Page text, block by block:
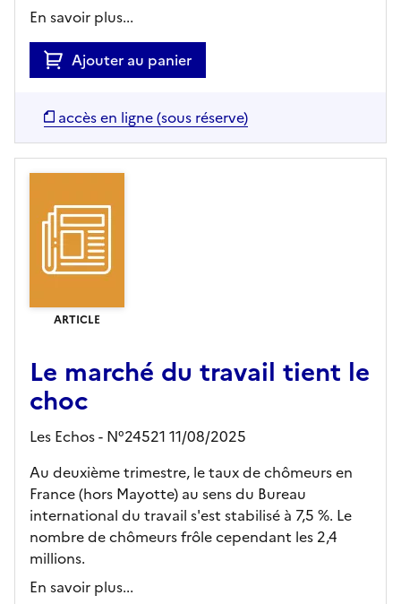
En savoir plus...
Ajouter au panier
accès en ligne (sous réserve)
ARTICLE
Le marché du travail tient le
choc
Les Echos - N°24521 11/08/2025
Au deuxième trimestre, le taux de chômeurs en
France (hors Mayotte) au sens du Bureau
international du travail s'est stabilisé à 7,5 %. Le
nombre de chômeurs frôle cependant les 2,4
millions.
En savoir plus...